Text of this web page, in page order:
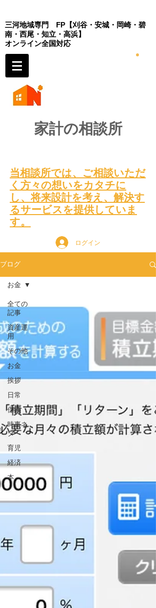
三河地域専門 FP 【刈谷・安城・岡崎・ 碧
南・西尾・知立・高浜】
​オンライン全国対応
家計の相談所
当相談所では、 ご相談いただ
く方々の想いをカタチに
し、将来設計を考え 、解決す
るサービスを提供していま
す。
ログイン
ブログ
全ての
記事
資産運
用
その他
お金
挨拶
日常
保険
時事ネ
タ
育児
経済
本
お金